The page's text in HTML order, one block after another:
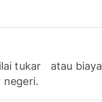
tukar atau biaya
negeri.